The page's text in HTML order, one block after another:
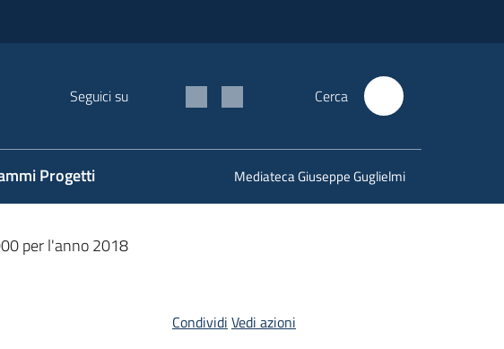
Seguici su Cerca
Progetti Mediateca Giuseppe Guglielmi
per l'anno 2018
Condividi Vedi azioni